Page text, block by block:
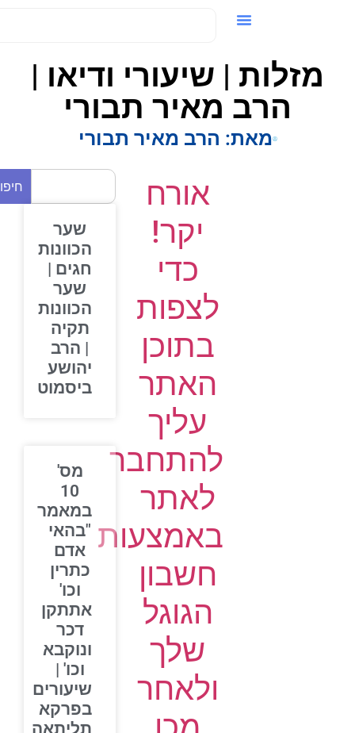
מזלות | שיעורי ודיאו |
הרב מאיר תבורי
מאת:הרב מאיר תבורי
אורח
יקר!
כדי
לצפות
בתוכן
האתר
עליך
להתחבר
לאתר
באמצעות
חשבון
הגוגל
שלך
ולאחר
חיפוש
שער
הכוונות
חגים |
שער
הכוונות
תקיה
| הרב
יהושע
ביסמוט
מס'
10
במאמר
"בהאי
אדם
כתרין
וכו'
אתתקן
דכר
ונוקבא
וכו' |
שיעורים
בפרקא
תליתאה